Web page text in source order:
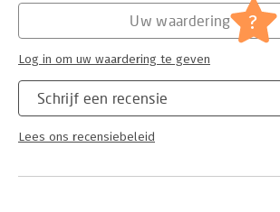
Hoofdrubriek:
Schrijf een recensie
Lees ons recensiebeleid
Uw waardering ?
Log in om uw waardering te geven